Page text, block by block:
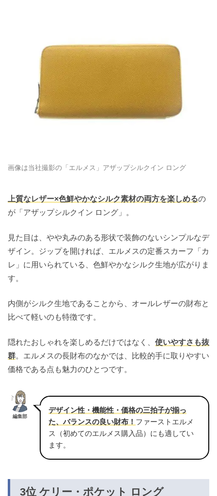
画像は当社撮影の「エルメス」アザップシルクイン ロング
上質なレザー×色鮮やかなシルク素材の両方を楽しめるの
が「アザップシルクイン ロング」。
見た目は、やや丸みのある形状で装飾のないシンプルなデ
ザイン。ジップを開ければ、エルメスの定番スカーフ「カ
レ」に用いられている、色鮮やかなシルク生地が広がりま
す。
内側がシルク生地であることから、オールレザーの財布と
比べて軽いのも特徴です。
隠れたおしゃれを楽しめるだけではなく、 使いやすさも抜
群。エルメスの長財布のなかでは、比較的手に取りやすい
価格である点も魅力のひとつです。
編集部
デザイン性・機能性・価格の三拍子が揃っ
た、バランスの良い財布！ ファーストエルメ
ス（初めてのエルメス購入品）にも適してい
ます。
3位 ケリー・ポケット ロング